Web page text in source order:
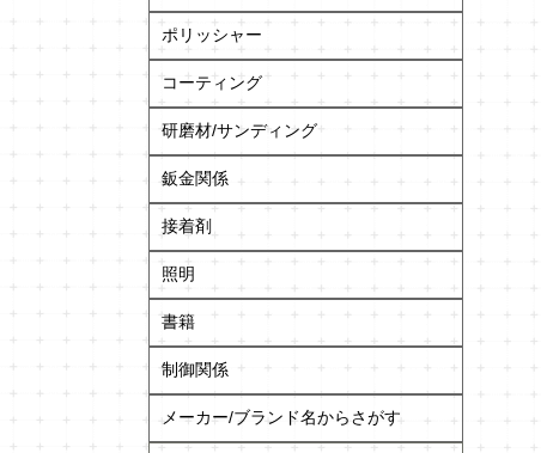
ポリッシャー
コーティング
研磨材/サンディング
鈑金関係
接着剤
照明
書籍
制御関係
メーカー/ブランド名からさがす